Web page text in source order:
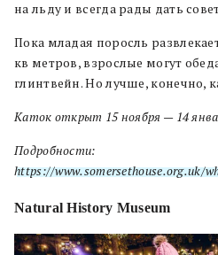
на льду и всегда рады дать
Пока младая поросль
кв метров, взрослые могут
глинтвейн. Но лучше, конечно,
Каток открыт 15 ноября — 14
Подробности:
https://www.somersethouse.org.uk/
Natural History Museum